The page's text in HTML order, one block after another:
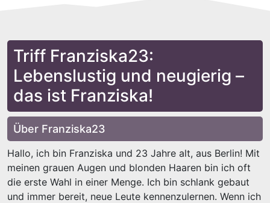
Triff Franziska23:
Lebenslustig und neugierig –
das ist Franziska!
Über Franziska23
Hallo, ich bin Franziska und 23 Jahre alt, aus Berlin! Mit
meinen grauen Augen und blonden Haaren bin ich oft
die erste Wahl in einer Menge. Ich bin schlank gebaut
und immer bereit, neue Leute kennenzulernen. Wenn ich